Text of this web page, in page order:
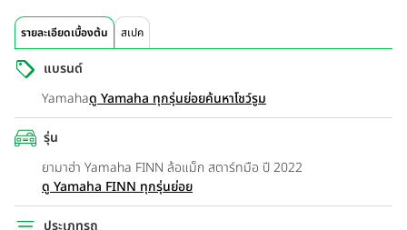
รายละเอียดเบื้องต้น สเปค
แบรนด์
Yamahaดู Yamaha ทุกรุ่นย่อยค้นหาโชว์รูม
รุ่น
ยามาฮ่า Yamaha FINN ล้อแม็ก สตาร์ทมือ ปี 2022
ดู Yamaha FINN ทุกรุ่นย่อย
ประเภทรถ